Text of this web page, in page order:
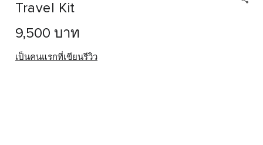
Travel Kit
9,500 บาท
เป็นคนแรกที่เขียนรีวิว